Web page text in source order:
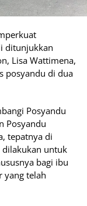
ditunjukkan
Lisa Wattimena,
posyandu di dua
Posyandu
Posyandu
tepatnya di
dilakukan untuk
bagi ibu
yang telah